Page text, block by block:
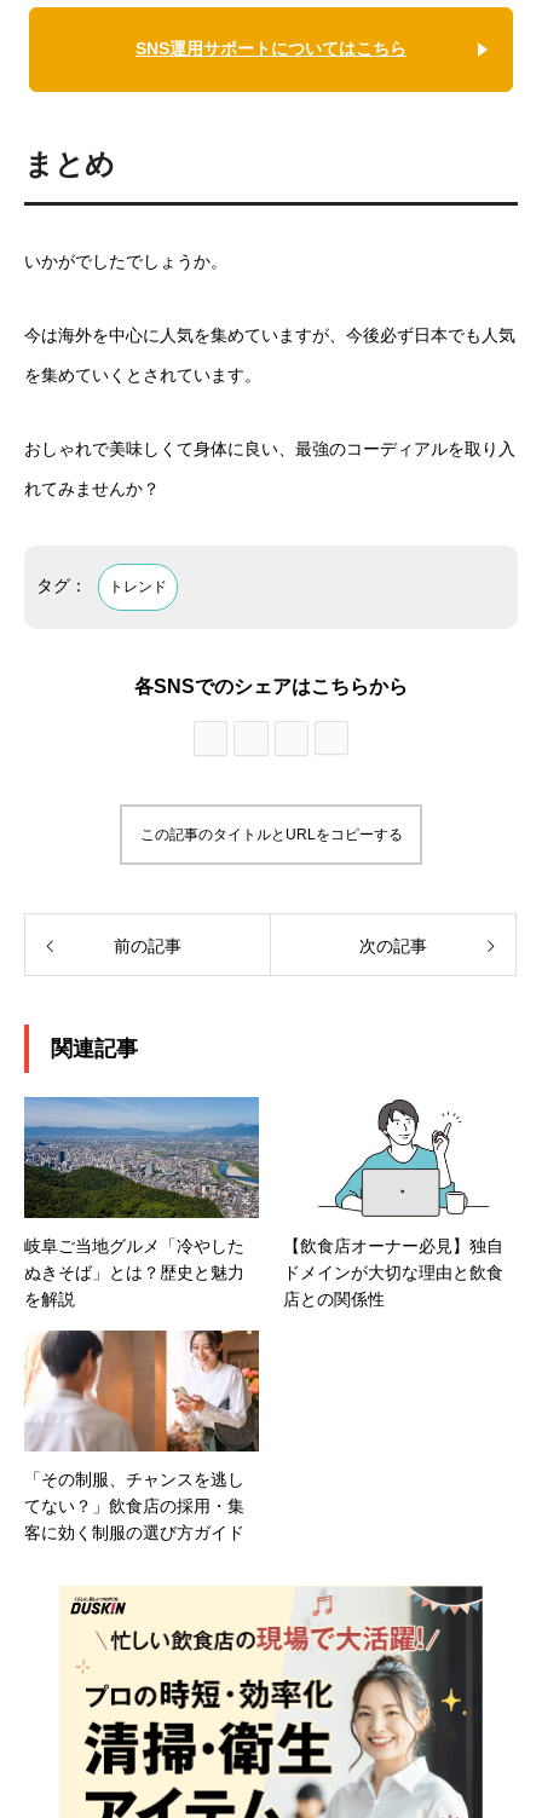
SNS運用サポートについてはこちら
まとめ
いかがでしたでしょうか。
今は海外を中心に人気を集めていますが、今後必ず日本でも人気
を集めていくとされています。
おしゃれで美味しくて身体に良い、最強のコーディアルを取り入
れてみませんか？
タグ： トレンド
各SNSでのシェアはこちらから
この記事のタイトルとURLをコピーする
前の記事 次の記事
関連記事
岐阜ご当地グルメ「冷やした
ぬきそば」とは？歴史と魅力
を解説
【飲食店オーナー必見】独自
ドメインが大切な理由と飲食
店との関係性
「その制服、チャンスを逃し
てない？」飲食店の採用・集
客に効く制服の選び方ガイド